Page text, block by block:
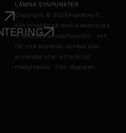
LÄMNA SYNPUNKTER
Copyright © 2026Academy X.
Allt innehåll på denna webbplats
är skyddat av upphovsrätt och
får inte kopieras, spridas eller
användas utan uttryckligt
medgivande från skaparen.